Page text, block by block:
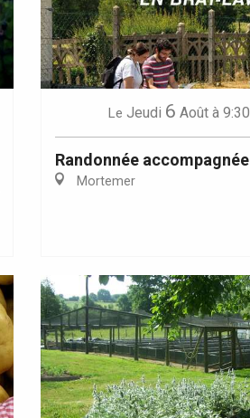
Le Jeudi 6 Août à 9:30
Randonnée accompagnée
Mortemer